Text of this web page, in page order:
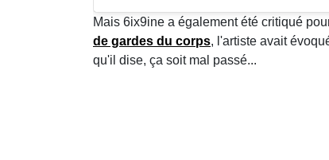
Mais 6ix9ine a également été critiqué
de gardes du corps, l'artiste avait
qu'il dise, ça soit mal passé...